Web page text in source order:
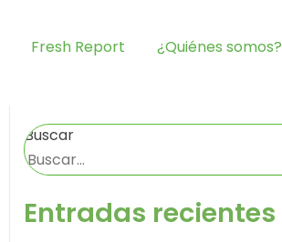
Fresh Report ¿Quiénes somos?
Buscar
Entradas recientes